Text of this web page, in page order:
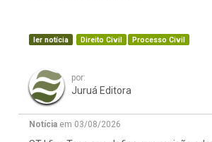
ler notícia Direito Civil Processo Civil
por:
Juruá Editora
Notícia em 03/08/2026